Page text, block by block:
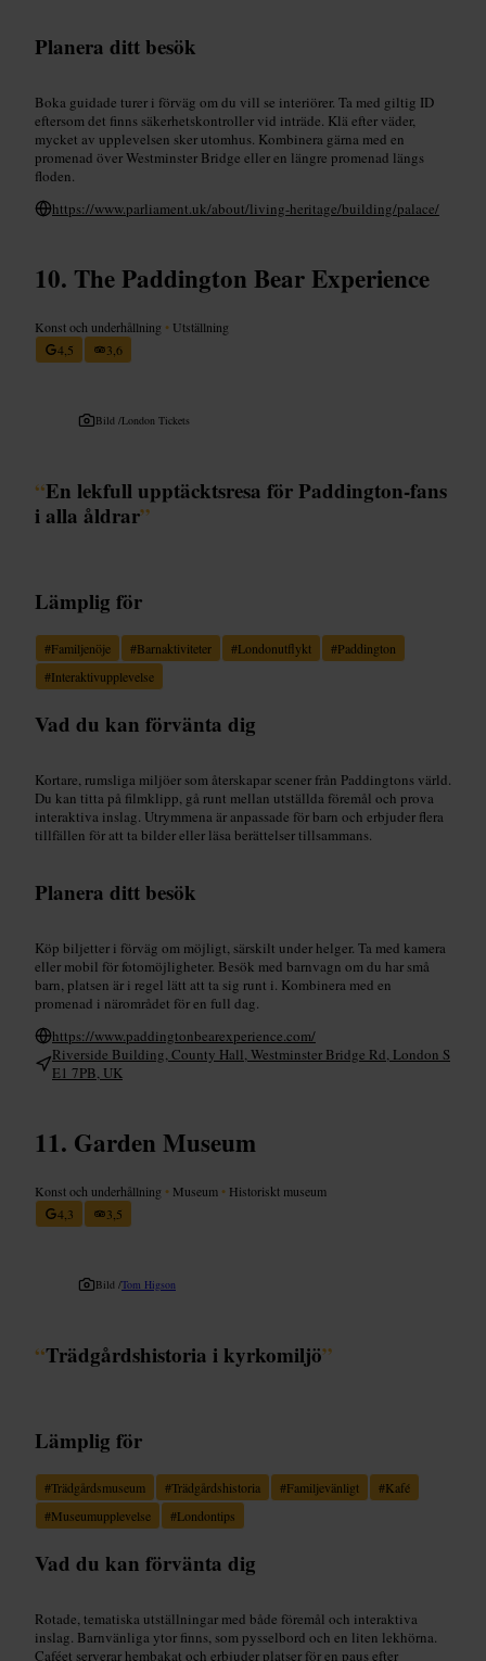
Planera ditt besök
Boka guidade turer i förväg om du vill se interiörer. Ta med giltig ID
eftersom det finns säkerhetskontroller vid inträde. Klä efter väder,
mycket av upplevelsen sker utomhus. Kombinera gärna med en
promenad över Westminster Bridge eller en längre promenad längs
floden.
https://www.parliament.uk/about/living-heritage/building/palace/
The Paddington Bear Experience
Konst och underhållning • Utställning
4,5
3,6
Bild /London Tickets
“En lekfull upptäcktsresa för Paddington-fans
i alla åldrar”
Lämplig för
#Familjenöje #Barnaktiviteter #Londonutflykt #Paddington
#Interaktivupplevelse
Vad du kan förvänta dig
Kortare, rumsliga miljöer som återskapar scener från Paddingtons värld.
Du kan titta på filmklipp, gå runt mellan utställda föremål och prova
interaktiva inslag. Utrymmena är anpassade för barn och erbjuder flera
tillfällen för att ta bilder eller läsa berättelser tillsammans.
Planera ditt besök
Köp biljetter i förväg om möjligt, särskilt under helger. Ta med kamera
eller mobil för fotomöjligheter. Besök med barnvagn om du har små
barn, platsen är i regel lätt att ta sig runt i. Kombinera med en
promenad i närområdet för en full dag.
https://www.paddingtonbearexperience.com/
Riverside Building, County Hall, Westminster Bridge Rd, London S
E1 7PB, UK
Garden Museum
Konst och underhållning • Museum • Historiskt museum
4,3
3,5
Bild /Tom Higson
“Trädgårdshistoria i kyrkomiljö”
Lämplig för
#Trädgårdsmuseum #Trädgårdshistoria #Familjevänligt #Kafé
#Museumupplevelse #Londontips
Vad du kan förvänta dig
Rotade, tematiska utställningar med både föremål och interaktiva
inslag. Barnvänliga ytor finns, som pysselbord och en liten lekhörna.
Caféet serverar hembakat och erbjuder platser för en paus efter